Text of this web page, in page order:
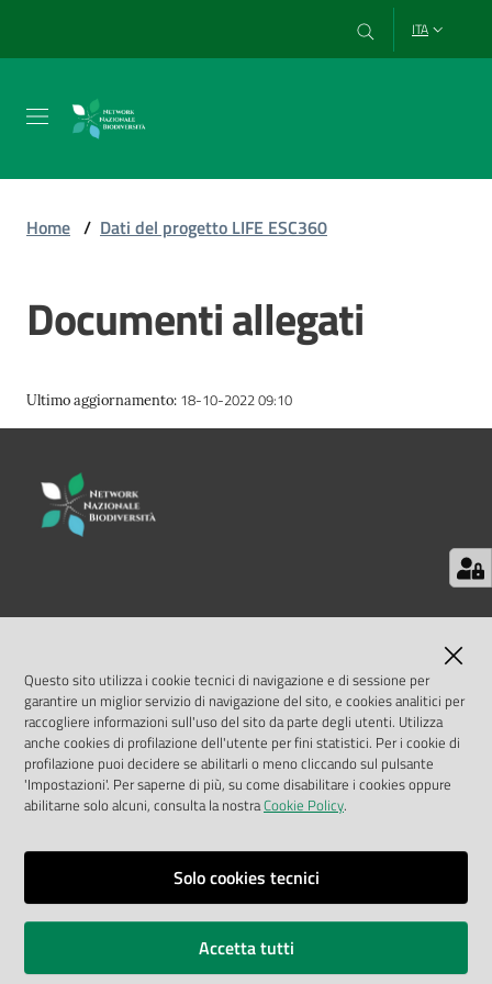
ITA
Chi
e
dati
Strumenti
risorse
Progetti
Educazione
formazione
Eventi
Home / Dati del progetto LIFE ESC360
Documenti allegati
Ultimo aggiornamento: 18-10-2022 09:10
LINK UTILI
MASE
ISPRA
Geoportale Nazionale
Biocase
Vai alla pagina
Note legali
Questo sito utilizza i cookie tecnici di navigazione e di sessione per
garantire un miglior servizio di navigazione del sito, e cookies analitici per
raccogliere informazioni sull'uso del sito da parte degli utenti. Utilizza
anche cookies di profilazione dell'utente per fini statistici. Per i cookie di
profilazione puoi decidere se abilitarli o meno cliccando sul pulsante
'Impostazioni'. Per saperne di più, su come disabilitare i cookies oppure
abilitarne solo alcuni, consulta la nostraCookie Policy.
Solo cookies tecnici
Accetta tutti